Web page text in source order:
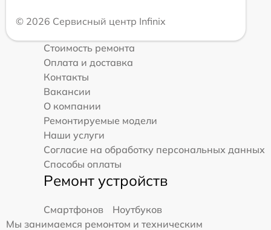
© 2026 Сервисный центр Infinix
Стоимость ремонта
Оплата и доставка
Контакты
Вакансии
О компании
Ремонтируемые модели
Наши услуги
Согласие на обработку персональных данных
Способы оплаты
Ремонт устройств
Смартфонов
Ноутбуков
Мы занимаемся ремонтом и техническим